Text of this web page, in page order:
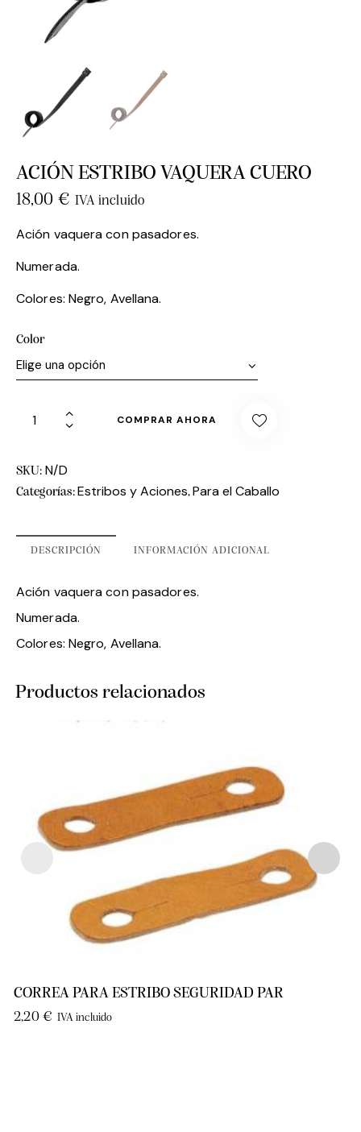
ACIÓN ESTRIBO VAQUERA CUERO
18,00 € IVA incluido
Ación vaquera con pasadores.
Numerada.
Colores: Negro, Avellana.
Color
COMPRAR AHORA
SKU: N/D
Categorías: Estribos y Aciones, Para el Caballo
DESCRIPCIÓN INFORMACIÓN ADICIONAL
Ación vaquera con pasadores.
Numerada.
Colores: Negro, Avellana.
Productos relacionados
CORREA PARA ESTRIBO SEGURIDAD PAR
2,20 € IVA incluido